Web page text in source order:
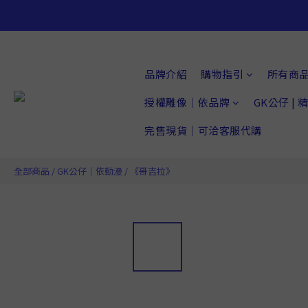
品牌介紹 購物指引
所有商
授權雕像｜依品牌
GK公仔 |
完售現貨｜可洽客服代購
全部商品 / GK公仔｜依動漫 / 《哥吉拉》